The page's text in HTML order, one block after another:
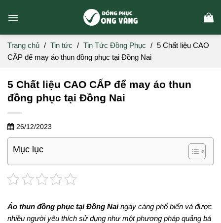
Trang chủ / Tin tức / Tin Tức Đồng Phục / 5 Chất liệu CAO
CẤP để may áo thun đồng phục tại Đồng Nai
5 Chất liệu CAO CẤP để may áo thun
đồng phục tại Đồng Nai
26/12/2023
Mục lục
Áo thun đồng phục tại Đồng Naingày càng phổ biến và được
nhiều người yêu thích sử dụng như một phương pháp quảng bá